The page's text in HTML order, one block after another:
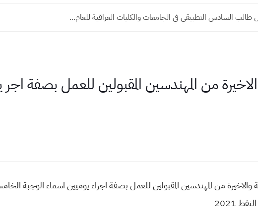
السادس التطبيقي في الجامعات والكليات العراقية للعام...
من المهندسين المقبولين للعمل بصفة
من المهندسين المقبولين للعمل بصفة اجراء يوميين اسماء الوجبة
2021